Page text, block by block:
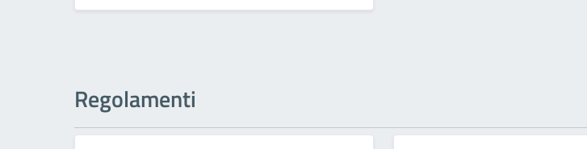
Regolamenti